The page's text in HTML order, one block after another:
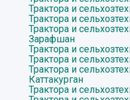
Трактора и
Трактора и
Трактора и
Зарафшан
Трактора и
Трактора и
Трактора и
Каттакурган
Трактора и